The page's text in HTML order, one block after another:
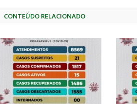
CONTEÚDO RELACIONADO